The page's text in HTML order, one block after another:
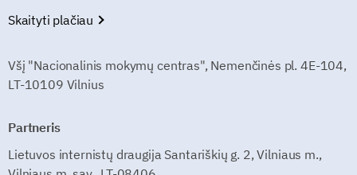
Skaityti plačiau
Všį "Nacionalinis mokymų centras", Nemenčinės pl. 4E-104,
LT-10109 Vilnius
Partneris
Lietuvos internistų draugija Santariškių g. 2, Vilniaus m.,